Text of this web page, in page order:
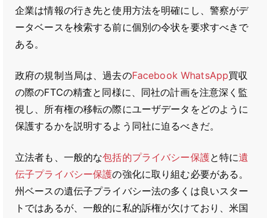
企業は情報の行き先と使用方法を明確にし、警察がデ
ータベースを検索する前に個別の令状を要求すべきで
ある。
政府の規制当局は、過去のFacebook WhatsApp買収
の際のFTCの精査と同様に、同社の計画を注意深く監
視し、所有権の移転の際にユーザデータをどのように
保護するかを説明するよう同社に迫るべきだ。
立法者も、一般的な包括的プライバシー保護と特に遺
伝子プライバシー保護の強化に取り組む必要がある。
州ベースの遺伝子プライバシー法の多くは良いスター
トではあるが、一般的に私的訴権が欠けており、米国